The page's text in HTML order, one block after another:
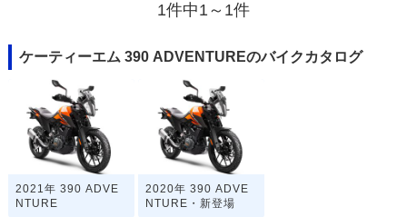
1件中1～1件
ケーティーエム 390 ADVENTUREのバイクカタログ
2021年 390 ADVE
NTURE
2020年 390 ADVE
NTURE・新登場